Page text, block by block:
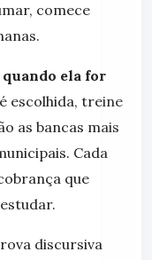
comece
quando ela for
escolhida, treine
as bancas mais
Cada
que
discursiva